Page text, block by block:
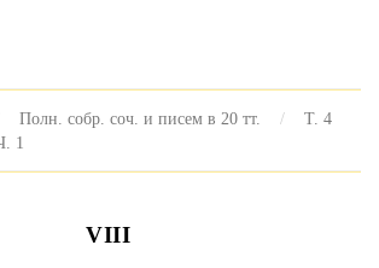
Полн. собр. соч. и писем в 20 тт.
Т. 4
1
VIII